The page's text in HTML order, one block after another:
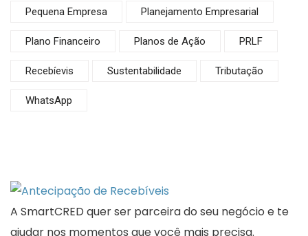
Pequena Empresa Planejamento Empresarial
Plano Financeiro Planos de Ação PRLF
Recebíevis Sustentabilidade Tributação
WhatsApp
A SmartCRED quer ser parceira do seu negócio e te
ajudar nos momentos que você mais precisa.